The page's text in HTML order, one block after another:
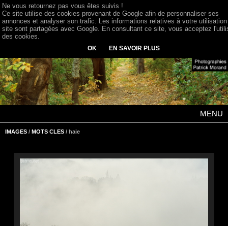
MENU
IMAGES / MOTS CLES / haie
Ne vous retournez pas vous êtes suivis !
Ce site utilise des cookies provenant de Google afin de personnaliser ses
annonces et analyser son trafic. Les informations relatives à votre
site sont partagées avec Google. En consultant ce site, vous acceptez
des cookies.
OK EN SAVOIR PLUS